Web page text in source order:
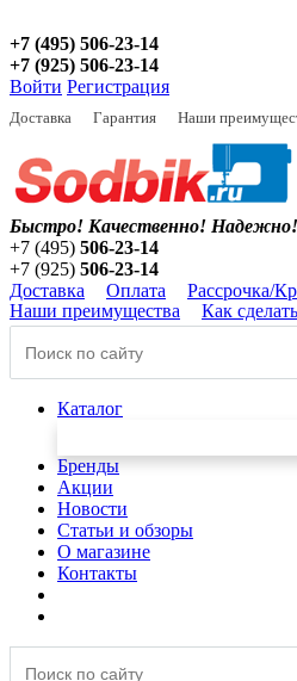
+7 (495) 506-23-14
+7 (925) 506-23-14
Войти Регистрация
Доставка Гарантия Наши
Быстро! Качественно! Надежно!
+7 (495) 506-23-14
+7 (925) 506-23-14
Доставка
Оплата Рассрочка/
Наши преимущества
Как
Каталог
Бренды
Акции
Новости
Статьи и обзоры
О магазине
Контакты